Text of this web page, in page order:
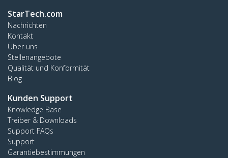
StarTech.com
Nachrichten
Kontakt
Über uns
Stellenangebote
Qualität und Konformität
Blog
Kunden Support
Knowledge Base
Treiber & Downloads
Support FAQs
Support
Garantiebestimmungen